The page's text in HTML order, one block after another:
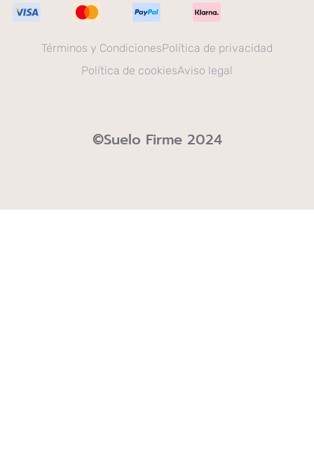
Términos y CondicionesPolítica de privacidad
Política de cookiesAviso legal
©Suelo Firme 2024